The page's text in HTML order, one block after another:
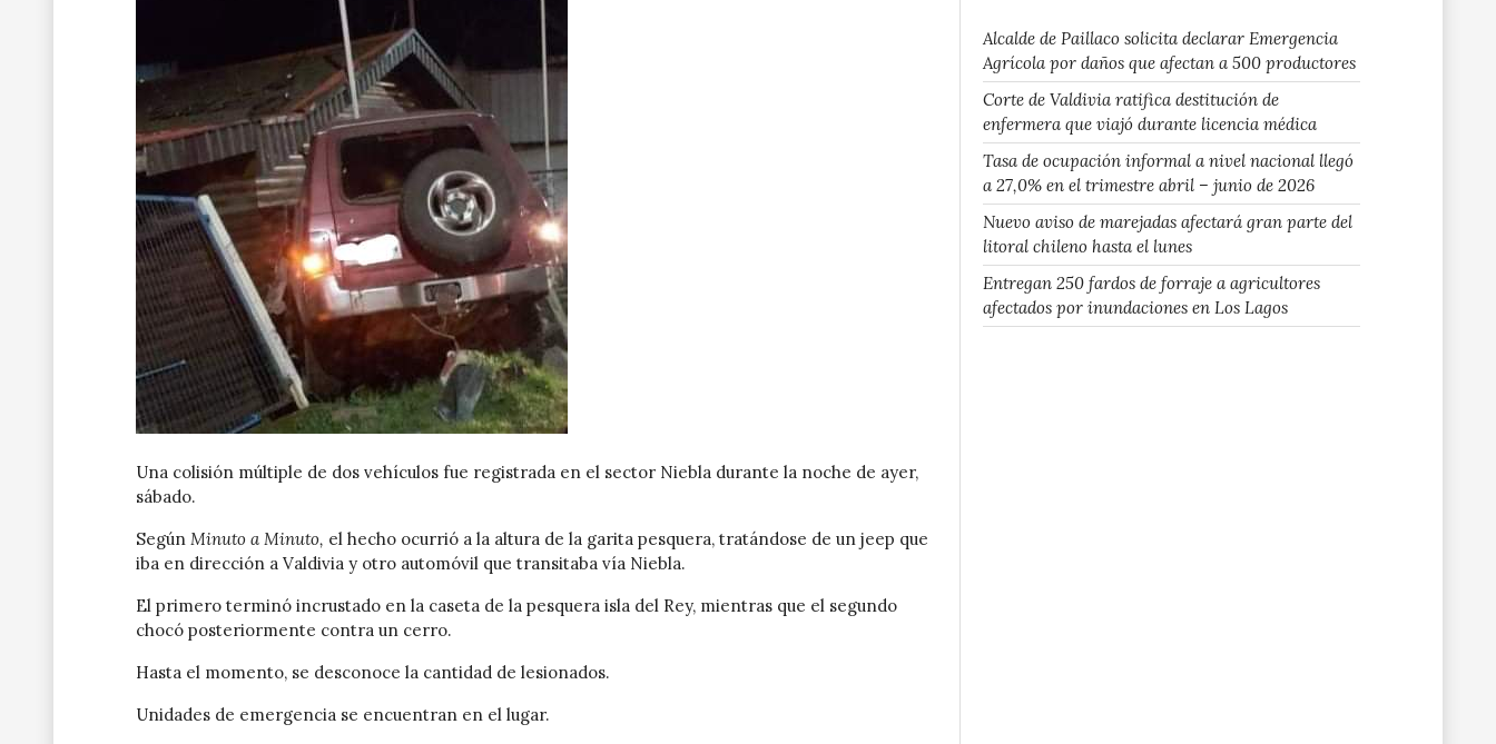
Una colisión múltiple de dos vehículos fue registrada en el sector Niebla durante la noche de ayer,
sábado.
Según Minuto a Minuto, el hecho ocurrió a la altura de la garita pesquera, tratándose de un jeep que
iba en dirección a Valdivia y otro automóvil que transitaba vía Niebla.
El primero terminó incrustado en la caseta de la pesquera isla del Rey, mientras que el segundo
chocó posteriormente contra un cerro.
Hasta el momento, se desconoce la cantidad de lesionados.
Unidades de emergencia se encuentran en el lugar.
Alcalde de Paillaco solicita declarar Emergencia
Agrícola por daños que afectan a 500 productores
Corte de Valdivia ratifica destitución de
enfermera que viajó durante licencia médica
Tasa de ocupación informal a nivel nacional llegó
a 27,0% en el trimestre abril – junio de 2026
Nuevo aviso de marejadas afectará gran parte del
litoral chileno hasta el lunes
Entregan 250 fardos de forraje a agricultores
afectados por inundaciones en Los Lagos